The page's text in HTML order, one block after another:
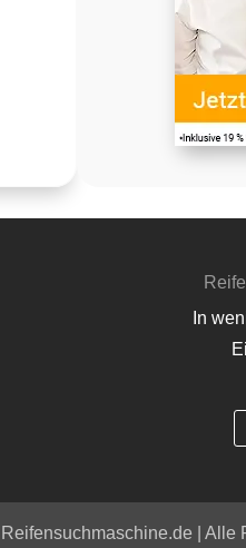
In
Reifensuchmaschine.de | Alle